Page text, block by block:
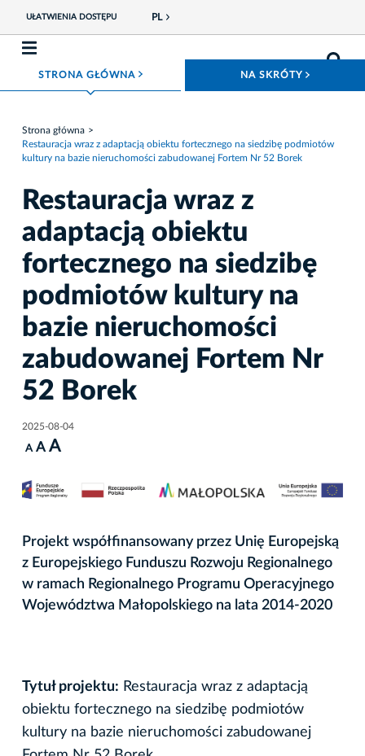
UŁATWIENIA DOSTĘPU PL
STRONA GŁÓWNA ROZWIŃ MENU NA SKRÓTY
Strona główna
Restauracja wraz z adaptacją obiektu fortecznego na siedzibę podmiotów
kultury na bazie nieruchomości zabudowanej Fortem Nr 52 Borek
Restauracja wraz z
adaptacją obiektu
fortecznego na siedzibę
podmiotów kultury na
bazie nieruchomości
zabudowanej Fortem Nr
52 Borek
2025-08-04
A A A
Projekt współfinansowany przez Unię Europejską
z Europejskiego Funduszu Rozwoju Regionalnego
w ramach Regionalnego Programu Operacyjnego
Województwa Małopolskiego na lata 2014-2020
Tytuł projektu: Restauracja wraz z adaptacją
obiektu fortecznego na siedzibę podmiotów
kultury na bazie nieruchomości zabudowanej